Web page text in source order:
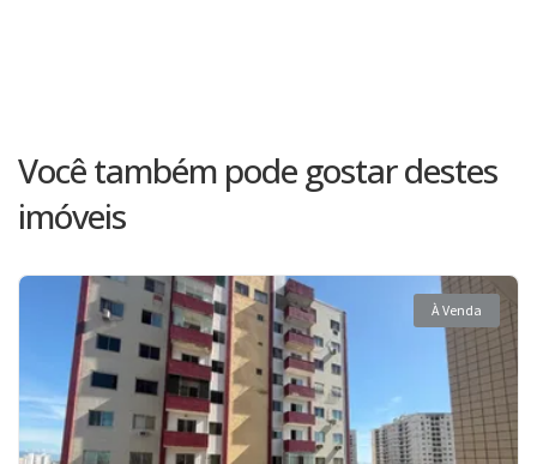
Você também pode gostar destes
imóveis
À Venda